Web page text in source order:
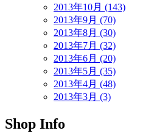
2013年10月 (143)
2013年9月 (70)
2013年8月 (30)
2013年7月 (32)
2013年6月 (20)
2013年5月 (35)
2013年4月 (48)
2013年3月 (3)
Shop Info